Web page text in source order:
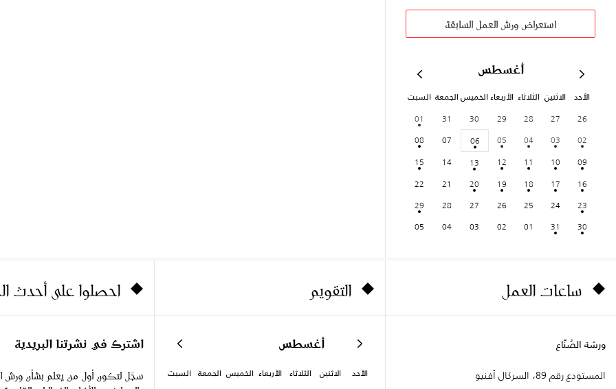
استعراض ورش العمل السابقة
أغسطس
الأحد الاثنين الثلاثاء الأربعاءالخميسالجمعة السبت
26
27
28
29
30
31
01
02
03
04
05
06
07
08
09
10
11
12
13
14
15
16
17
18
19
20
21
22
23
24
25
26
27
28
29
30
31
01
02
03
04
05
ساعات العمل
ورشة الصُنّاع
المستودع رقم 89، السركال أفنيو
التقويم
أغسطس
الأحد الاثنين الثلاثاء الأربعاء الخميس الجمعة السبت
احصلوا على أحدث
اشترك في نشرتنا البريدية
سجّل لتكون أول من يعلم بشأن ورش